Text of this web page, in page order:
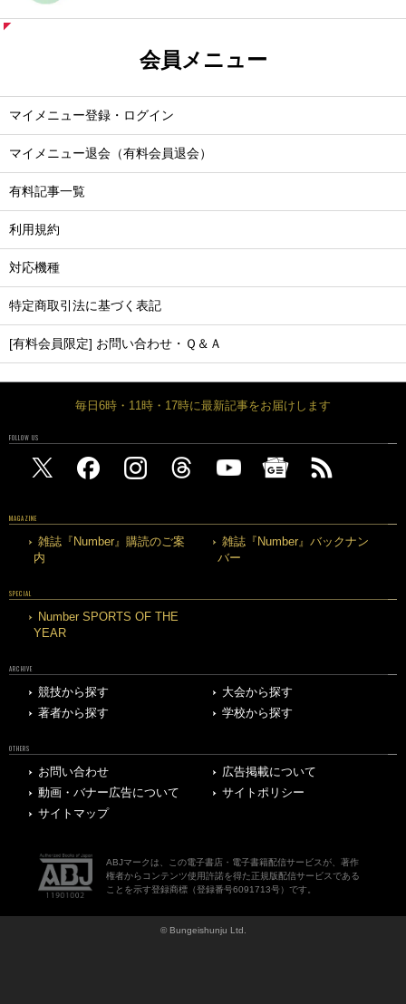
会員メニュー
マイメニュー登録・ログイン
マイメニュー退会（有料会員退会）
有料記事一覧
利用規約
対応機種
特定商取引法に基づく表記
[有料会員限定] お問い合わせ・Ｑ＆Ａ
毎日6時・11時・17時に最新記事をお届けします
FOLLOW US
MAGAZINE
雑誌『Number』購読のご案
内
雑誌『Number』バックナン
バー
SPECIAL
Number SPORTS OF THE
YEAR
ARCHIVE
競技から探す
大会から探す
著者から探す
学校から探す
OTHERS
お問い合わせ
広告掲載について
動画・バナー広告について
サイトポリシー
サイトマップ
ABJマークは、この電子書店・電子書籍配信サービスが、著作
権者からコンテンツ使用許諾を得た正規版配信サービスである
ことを示す登録商標（登録番号6091713号）です。
© Bungeishunju Ltd.